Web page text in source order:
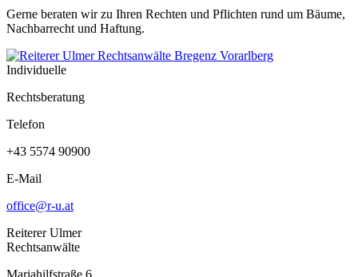
Gerne beraten wir zu Ihren Rechten und Pflichten rund um Bäume,
Nachbarrecht und Haftung.
Individuelle
Rechtsberatung
Telefon
+43 5574 90900
E-Mail
office@r-u.at
Reiterer Ulmer
Rechtsanwälte
Mariahilfstraße 6